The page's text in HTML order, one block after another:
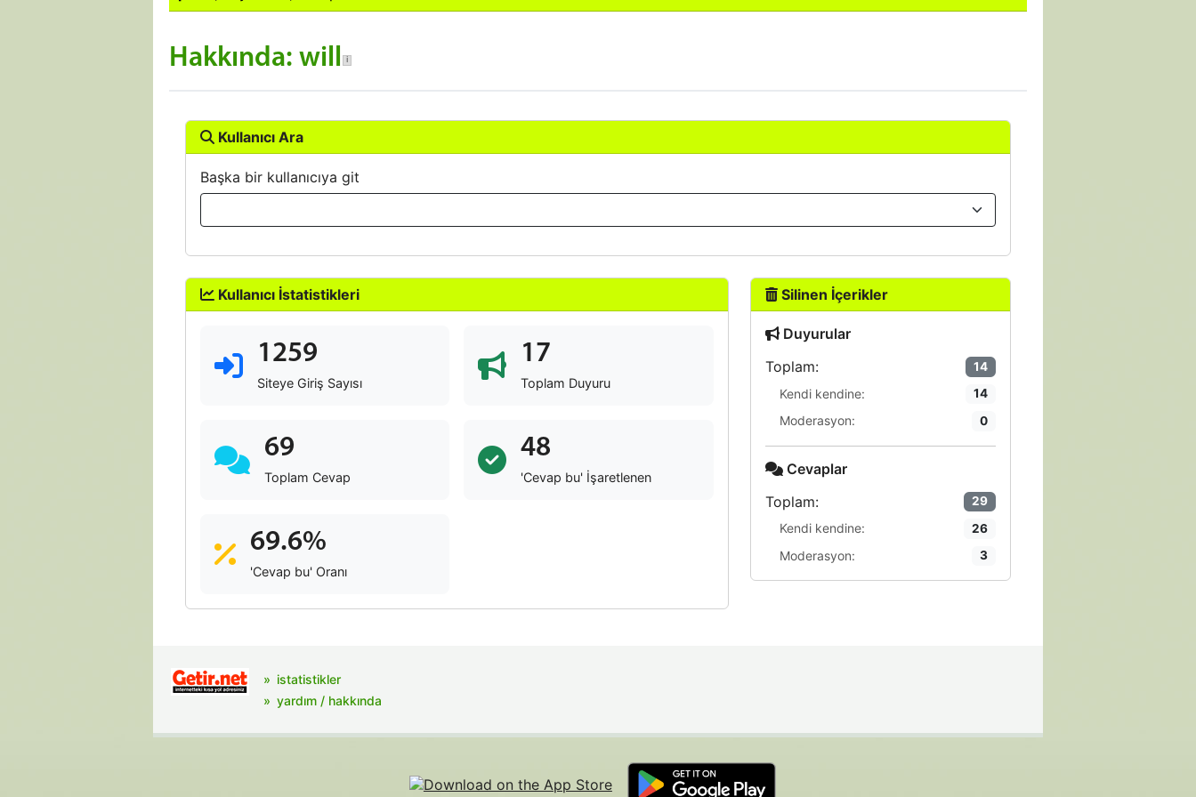
Hakkında: will
Kullanıcı Ara
Başka bir kullanıcıya git
Kullanıcı İstatistikleri
1259
Siteye Giriş Sayısı
17
Toplam Duyuru
69
Toplam Cevap
48
'Cevap bu' İşaretlenen
69.6%
'Cevap bu' Oranı
Silinen İçerikler
Duyurular
Toplam:
14
Kendi kendine: 14
Moderasyon: 0
Cevaplar
Toplam:
29
Kendi kendine: 26
Moderasyon: 3
istatistikler
yardım / hakkında